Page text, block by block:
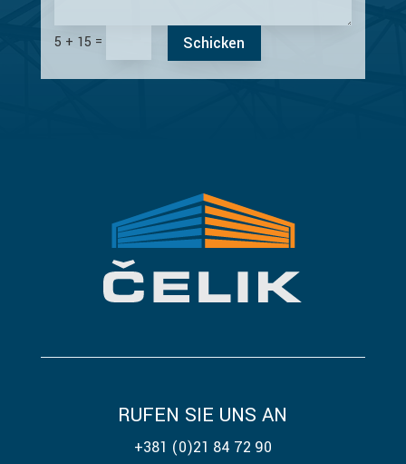
5 + 15 = Schicken
RUFEN SIE UNS AN
+381 (0)21 84 72 90